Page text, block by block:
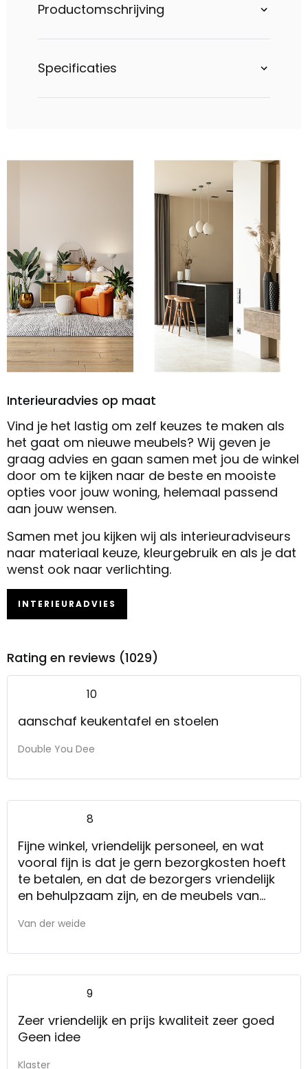
Productomschrijving
Specificaties
Interieuradvies op maat
Vind je het lastig om zelf keuzes te maken als
het gaat om nieuwe meubels? Wij geven je
graag advies en gaan samen met jou de winkel
door om te kijken naar de beste en mooiste
opties voor jouw woning, helemaal passend
aan jouw wensen.
Samen met jou kijken wij als interieuradviseurs
naar materiaal keuze, kleurgebruik en als je dat
wenst ook naar verlichting.
INTERIEURADVIES
Rating en reviews (1029)
10
aanschaf keukentafel en stoelen
Double You Dee
8
Fijne winkel, vriendelijk personeel, en wat
vooral fijn is dat je gern bezorgkosten hoeft
te betalen, en dat de bezorgers vriendelijk
en behulpzaam zijn, en de meubels van
Van der weide
9
Zeer vriendelijk en prijs kwaliteit zeer goed
Geen idee
Klaster